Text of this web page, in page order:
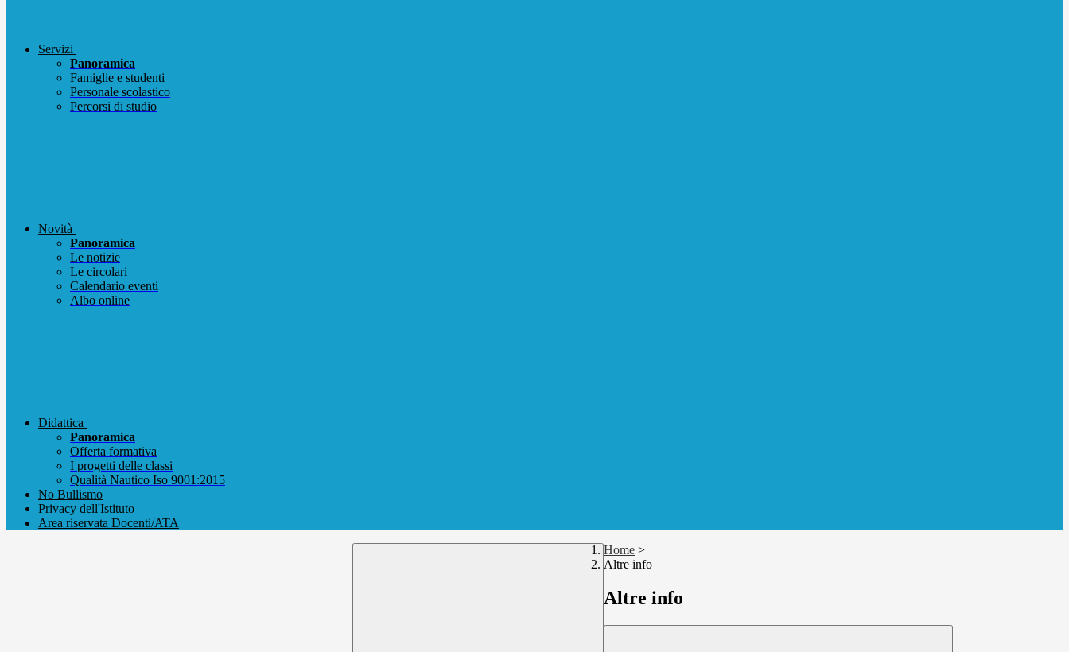
Servizi
Panoramica
Famiglie e studenti
Personale scolastico
Percorsi di studio
Novità
Panoramica
Le notizie
Le circolari
Calendario eventi
Albo online
Didattica
Panoramica
Offerta formativa
I progetti delle classi
Qualità Nautico Iso 9001:2015
No Bullismo
Privacy dell'Istituto
Area riservata Docenti/ATA
Home >
Altre info
Altre info